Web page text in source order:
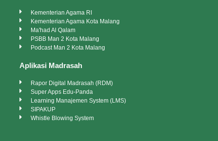
Kementerian Agama RI
Kementerian Agama Kota Malang
Ma'had Al Qalam
PSBB Man 2 Kota Malang
Podcast Man 2 Kota Malang
Aplikasi Madrasah
Rapor Digital Madrasah (RDM)
Super Apps Edu-Panda
Learning Manajemen System (LMS)
SIPAKUP
Whistle Blowing System